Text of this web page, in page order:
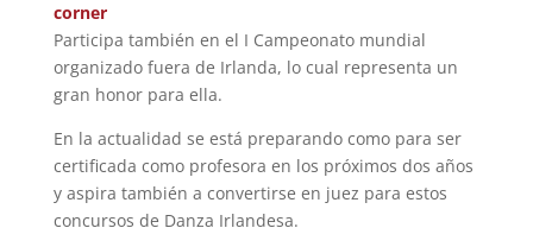
corner
Participa también en el I Campeonato mundial
organizado fuera de Irlanda, lo cual representa un
gran honor para ella.
En la actualidad se está preparando como para ser
certificada como profesora en los próximos dos años
y aspira también a convertirse en juez para estos
concursos de Danza Irlandesa.